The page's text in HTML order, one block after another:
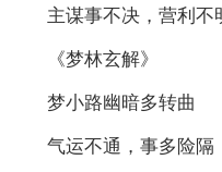
主谋事不决，营利不
《梦林玄解》
梦小路幽暗多转曲
气运不通，事多险隔